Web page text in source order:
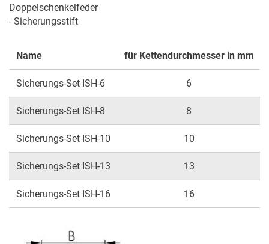
Doppelschenkelfeder
- Sicherungsstift
Name für Kettendurchmesser in mm
Sicherungs-Set ISH-6 6
Sicherungs-Set ISH-8 8
Sicherungs-Set ISH-10 10
Sicherungs-Set ISH-13 13
Sicherungs-Set ISH-16 16